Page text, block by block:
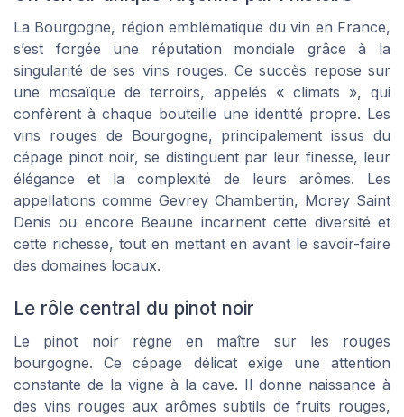
La Bourgogne, région emblématique du vin en France,
s’est forgée une réputation mondiale grâce à la
singularité de ses vins rouges. Ce succès repose sur
une mosaïque de terroirs, appelés « climats », qui
confèrent à chaque bouteille une identité propre. Les
vins rouges de Bourgogne, principalement issus du
cépage pinot noir, se distinguent par leur finesse, leur
élégance et la complexité de leurs arômes. Les
appellations comme Gevrey Chambertin, Morey Saint
Denis ou encore Beaune incarnent cette diversité et
cette richesse, tout en mettant en avant le savoir-faire
des domaines locaux.
Le rôle central du pinot noir
Le pinot noir règne en maître sur les rouges
bourgogne. Ce cépage délicat exige une attention
constante de la vigne à la cave. Il donne naissance à
des vins rouges aux arômes subtils de fruits rouges,